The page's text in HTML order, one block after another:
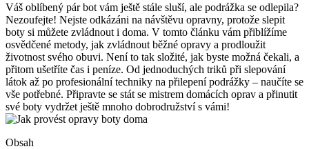
Váš oblíbený pár ​bot vám ještě ⁢stále sluší, ale podrážka se odlepila?
Nezoufejte! Nejste odkázáni na návštěvu opravny, protože​ slepit
⁢boty si ‌můžete zvládnout i doma. V tomto článku vám přiblížíme
osvědčené metody, jak zvládnout běžné opravy a​ prodloužit
životnost ⁢svého obuvi. Není to tak složité, jak byste ‌možná ‍čekali, a
‌přitom ušetříte čas ⁢i peníze. Od jednoduchých triků​ při slepování
látok až po profesionální ‍techniky na přilepení podrážky ⁢– naučíte se
vše potřebné. ⁢Připravte se stát se mistrem domácích oprav a přinutit
své boty⁢ vydržet ještě mnoho dobrodružství s vámi!
Obsah